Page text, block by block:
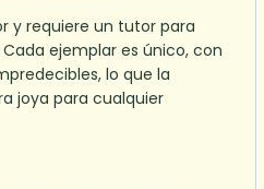
y requiere un tutor para
ejemplar es único, con
lo que la
joya para cualquier